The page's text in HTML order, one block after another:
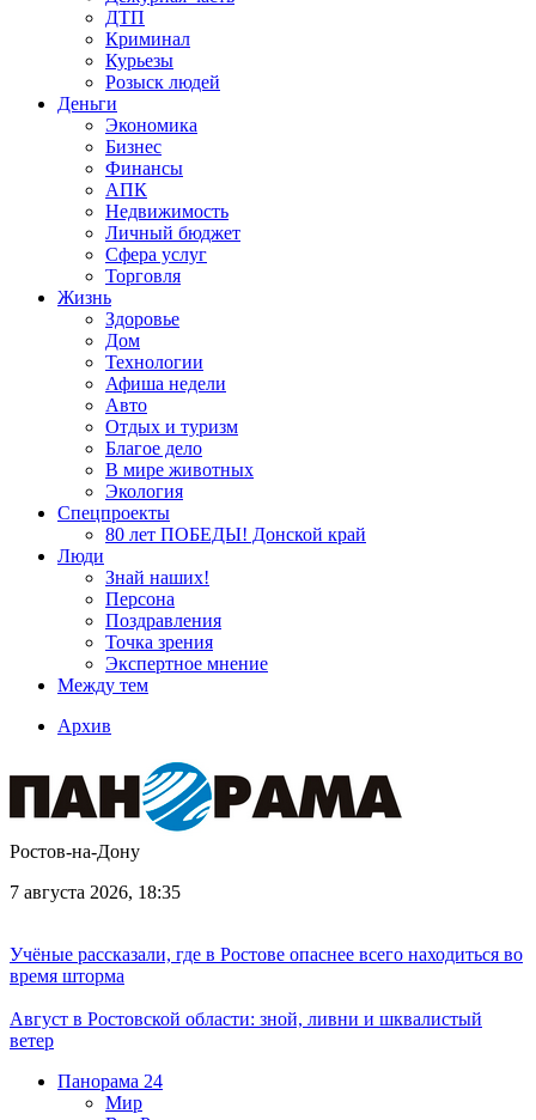
ДТП
Криминал
Курьезы
Розыск людей
Деньги
Экономика
Бизнес
Финансы
АПК
Недвижимость
Личный бюджет
Сфера услуг
Торговля
Жизнь
Здоровье
Дом
Технологии
Афиша недели
Авто
Отдых и туризм
Благое дело
В мире животных
Экология
Спецпроекты
80 лет ПОБЕДЫ! Донской край
Люди
Знай наших!
Персона
Поздравления
Точка зрения
Экспертное мнение
Между тем
Архив
Ростов-на-Дону
7 августа 2026, 18:35
Учёные рассказали, где в Ростове опаснее всего находиться во
время шторма
Август в Ростовской области: зной, ливни и шквалистый
ветер
Панорама 24
Мир